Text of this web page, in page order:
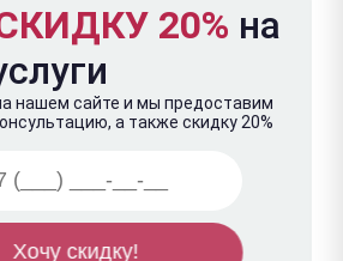
20% на
нашем сайте и мы предоставим
а также скидку 20%